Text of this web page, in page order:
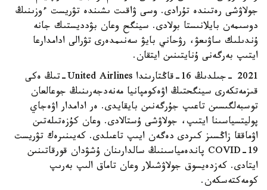
جولاۋشى رەتىندە تۇرادى. وسى ۋاقىت ىشىندە تۋريست ءوزىنىڭ
دوسىمەن بايلانىستا بولادى. سينگح وعان بۋدديستىك جانە
ۇندىلىك ساۋىعۋ، رۋحاني بايۋ سەنىمدەرى تۋرالى ادامدارعا
ايتىپ بەرگەنى ۇنايتىنىن ايتقان.
2021 -جىلدىڭ 16-قاڭتارىندا United Airlines-تىڭ ەكى
قىزمەتكەرى سينگحتىڭ اۋەكومپانيا مەنەدجەرىنىڭ جوعالعان
توسبەلگىسىن تاعىپ جۇرگەنىن بايقايدى. ەر ادامدار اۋەجاي
پوليتسياسىنا ايتىپ، جولاۋشى ۇستالادى. وعان كۇزەتىلەتىن
اۋماققا زاڭسىز كىردى دەگەن ايىپ تاعىلدى. كەيىنىرەك تۋريست
COVID-19 پاندەمياسىنىڭ سالدارىنان ۇشۋدان قورقاتىنىن
ايتادى. كەزدەيسوق جولاۋشىلار وعان تاماق الىپ بەرىپ
كومەكتەسكەن.